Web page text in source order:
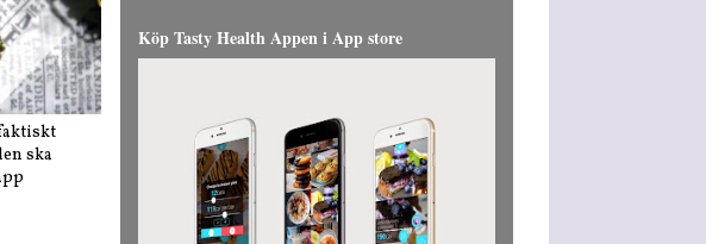
ska
Köp Tasty Health Appen i App store